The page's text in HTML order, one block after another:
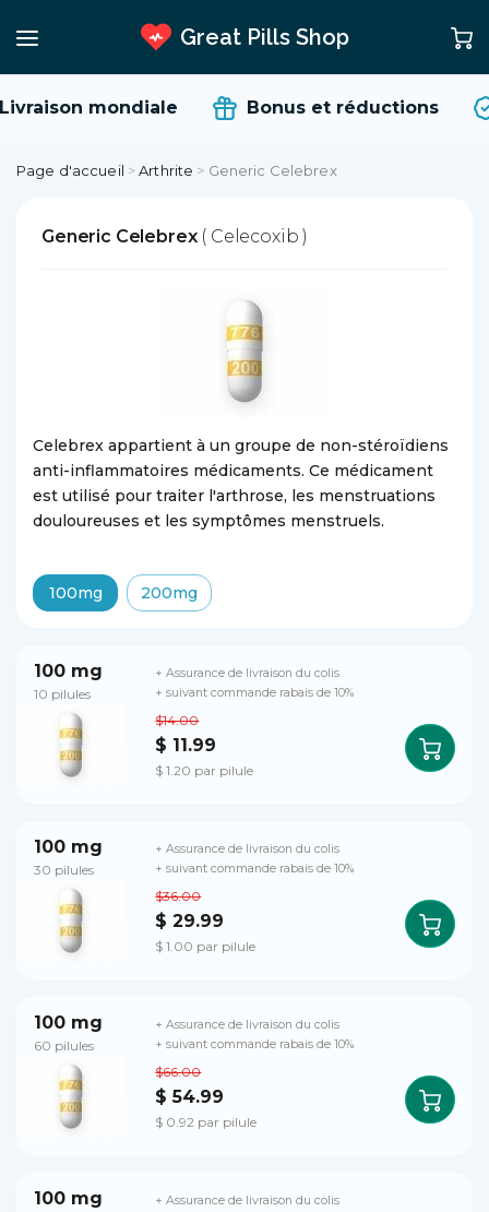
Great Pills Shop
mondiale Bonus et réductions
Page d'accueil >Arthrite > Generic Celebrex
Generic Celebrex ( Celecoxib )
Celebrex appartient à un groupe de non-stéroïdiens
anti-inflammatoires médicaments. Ce médicament
est utilisé pour traiter l'arthrose, les menstruations
douloureuses et les symptômes menstruels.
100mg 200mg
100 mg
10 pilules
$14.00
$ 11.99
$ 1.20 par pilule
+ Assurance de livraison du colis
+ suivant commande rabais de 10%
100 mg
30 pilules
$36.00
$ 29.99
$ 1.00 par pilule
+ Assurance de livraison du colis
+ suivant commande rabais de 10%
100 mg
60 pilules
$66.00
$ 54.99
$ 0.92 par pilule
+ Assurance de livraison du colis
+ suivant commande rabais de 10%
100 mg
+ Assurance de livraison du colis